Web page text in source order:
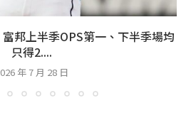
邦上半季OPS第一、下半季場均
只得2....
年 7 月 28 日